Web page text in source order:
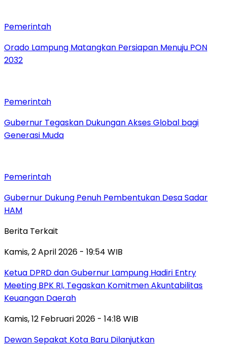
Pemerintah
Orado Lampung Matangkan Persiapan Menuju PON
2032
Pemerintah
Gubernur Tegaskan Dukungan Akses Global bagi
Generasi Muda
Pemerintah
Gubernur Dukung Penuh Pembentukan Desa Sadar
HAM
Berita Terkait
Kamis, 2 April 2026 - 19:54 WIB
Ketua DPRD dan Gubernur Lampung Hadiri Entry
Meeting BPK RI, Tegaskan Komitmen Akuntabilitas
Keuangan Daerah
Kamis, 12 Februari 2026 - 14:18 WIB
Dewan Sepakat Kota Baru Dilanjutkan